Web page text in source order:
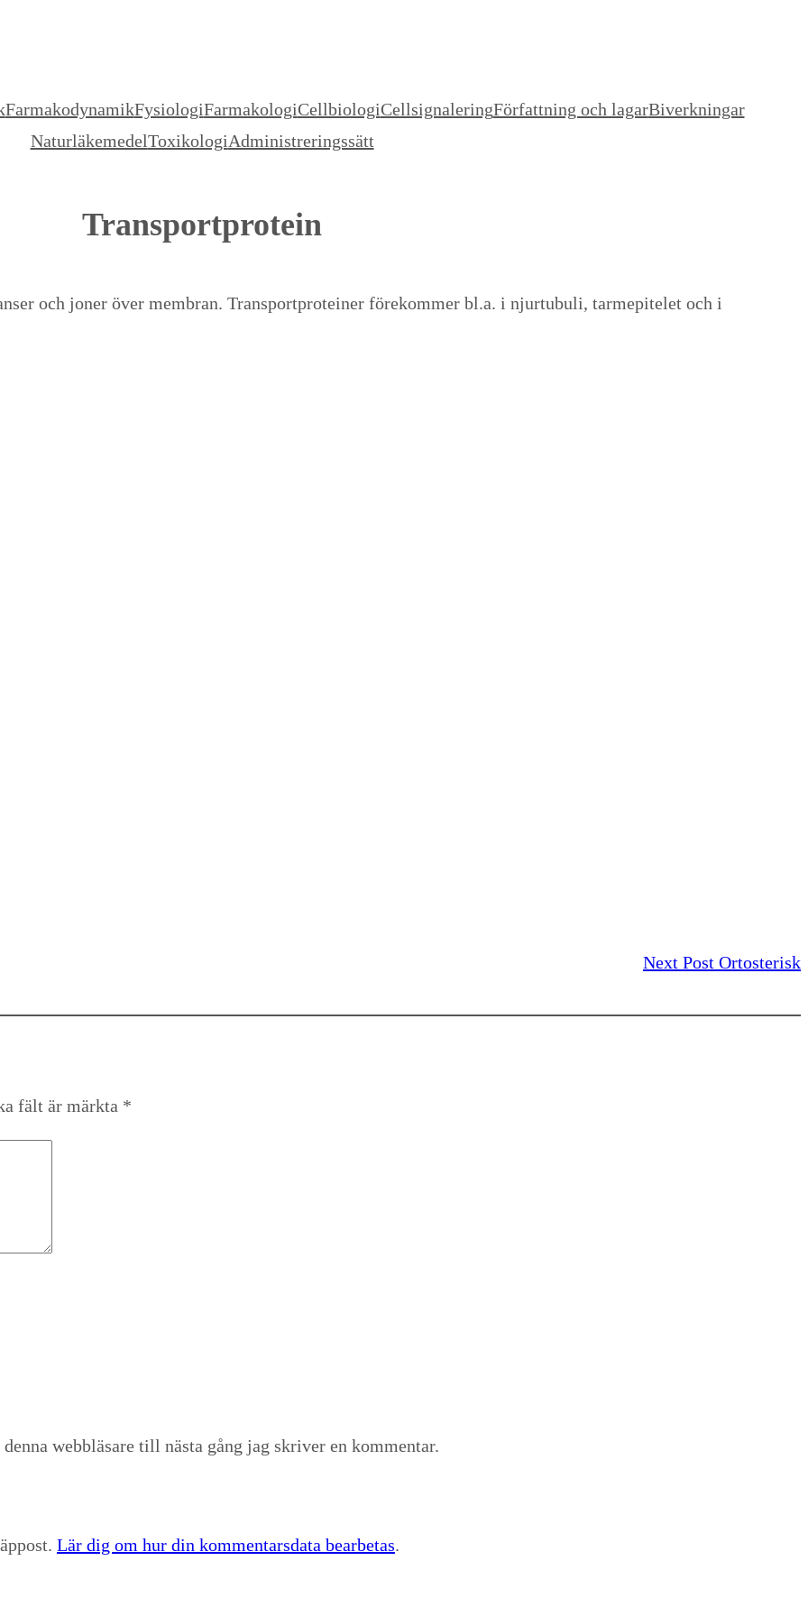
FarmakodynamikFysiologiFarmakologiCellbiologiCellsignaleringFörfattning och lagarBiverkningar
NaturläkemedelToxikologiAdministreringssätt
Transportprotein
och joner över membran. Transportproteiner förekommer bl.a. i njurtubuli, tarmepitelet och i
Next Post Ortosterisk
fält är märkta *
webbläsare till nästa gång jag skriver en kommentar.
Lär dig om hur din kommentarsdata bearbetas.